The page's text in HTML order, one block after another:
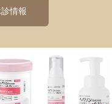
情報